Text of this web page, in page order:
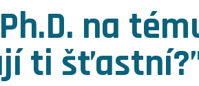
na
ti